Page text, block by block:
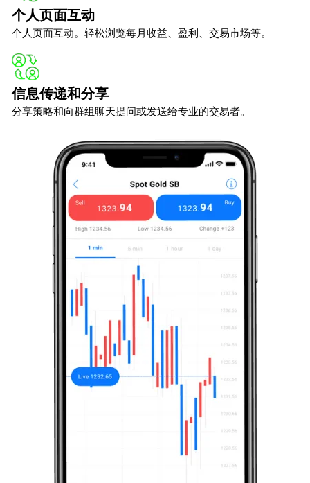
个人页面互动
个人页面互动。轻松浏览每月收益、盈利、交易市场等。
信息传递和分享
分享策略和向群组聊天提问或发送给专业的交易者。